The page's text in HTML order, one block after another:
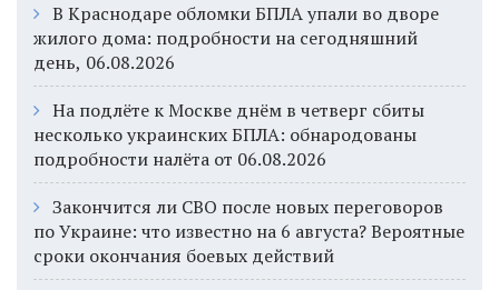
В Краснодаре обломки БПЛА упали во дворе
жилого дома: подробности на сегодняшний
день, 06.08.2026
На подлёте к Москве днём в четверг сбиты
несколько украинских БПЛА: обнародованы
подробности налёта от 06.08.2026
Закончится ли СВО после новых переговоров
по Украине: что известно на 6 августа? Вероятные
сроки окончания боевых действий